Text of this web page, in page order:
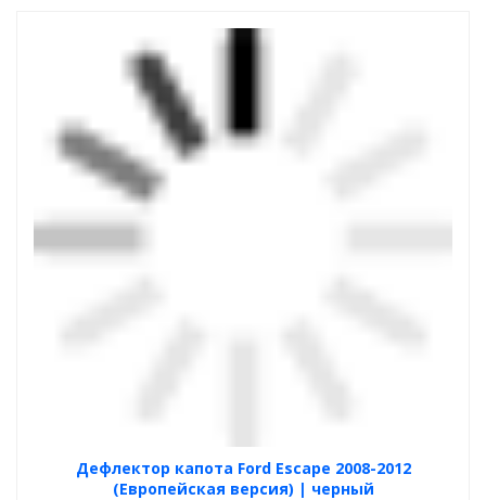
Дефлектор капота Ford Escape 2008-2012
(Европейская версия) | черный